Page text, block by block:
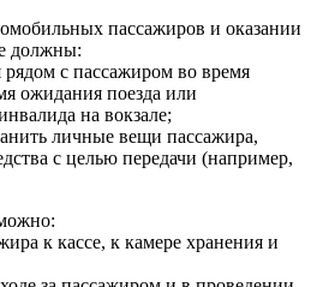
пассажиров и оказании
должны:
с пассажиром во время
ожидания поезда или
на вокзале;
личные вещи пассажира,
с целью передачи (например,
к кассе, к камере хранения и